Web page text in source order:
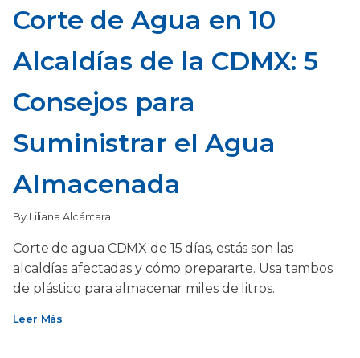
Corte de Agua en 10
Alcaldías de la CDMX: 5
Consejos para
Suministrar el Agua
Almacenada
By Liliana Alcántara
Corte de agua CDMX de 15 días, estás son las
alcaldías afectadas y cómo prepararte. Usa tambos
de plástico para almacenar miles de litros.
Leer Más